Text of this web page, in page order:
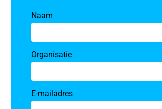
Naam
Organisatie
E-mailadres